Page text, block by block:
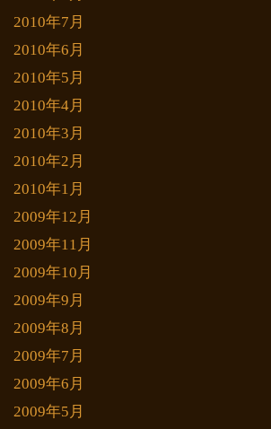
2010年7月
2010年6月
2010年5月
2010年4月
2010年3月
2010年2月
2010年1月
2009年12月
2009年11月
2009年10月
2009年9月
2009年8月
2009年7月
2009年6月
2009年5月